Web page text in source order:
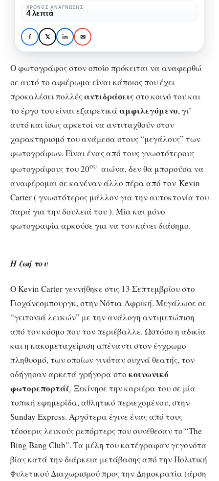
ΦΩΤΟΓΡΑΦΊΑ
Αφιέρωμα σε
“μεγάλους”
φωτογράφους: Kevin
Carter
Kevin
Carter
ΧΡΌΝΟΣ ΑΝΆΓΝΩΣΗΣ
4 λεπτά
f 𝕏 in ✉
Ο φωτογράφος στον οποίο πρόκειται να αναφερθώ
σε αυτό το αφιέρωμα είναι κάποιος που έχει
προκαλέσει πολλέςαντιδράσεις στο κοινό του και
το έργο του είναι εξαιρετικά αμφιλεγόμενο, γι’
αυτό και ίσως αρκετοί να αντιταχθούν στον
χαρακτηρισμό του ανάμεσα στους “μεγάλους” των
φωτογράφων. Είναι ένας από τους γνωστότερους
φωτογράφους του 20ου αιώνα, δεν θα μπορούσα να
αναφέρομαι σε κανέναν άλλο πέρα από τον Kevin
Carter ( γνωστότερος μάλλον για την αυτοκτονία του
παρά για την δουλειά του ). Μία και μόνο
φωτογραφία αρκούσε για να τον κάνει διάσημο.
Η ζωή του
Ο Kevin Carter γεννήθηκε στις 13 Σεπτεμβρίου στο
Γιοχάνεσμπουργκ, στην Νότια Αφρική. Μεγάλωσε σε
“γειτονιά λευκών” με την ανάλογη αντιμετώπιση
από τον κόσμο που τον περιέβαλλε. Ωστόσο η αδικία
και η κακομεταχείριση απέναντι στον έγχρωμο
πληθυσμό, των οποίων γινόταν συχνά θεατής, τον
οδήγησαν αρκετά γρήγορα στο κοινωνικό
φωτορεπορτάζ. Ξεκίνησε την καριέρα του σε μία
τοπική εφημερίδα, αθλητικό περιεχομένου, στην
Sunday Express. Αργότερα έγινε ένας από τους
τέσσερις λευκούς ρεπόρτερς που συνέθεσαν το “The
Bing Bang Club”. Τα μέλη του κατέγραφαν γεγονότα
βίας κατά την διάρκεια μετάβασης από την Πολιτική
Φυλετικού Διαχωρισμού προς την Δημοκρατία (άρση